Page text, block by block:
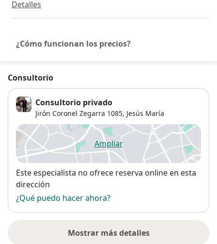
Detalles
¿Cómo funcionan los precios?
Consultorio
Consultorio privado
Jirón Coronel Zegarra 1085, Jesús María
Ampliarse abre en una nueva
Disponibilidad
Este especialista no ofrece reserva online en esta
dirección
¿Qué puedo hacer ahora?
Mostrar más detalles
sobre la dirección